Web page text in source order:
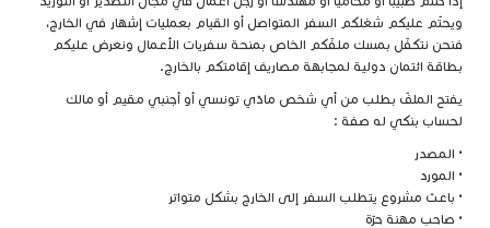
ويحتّم عليكم شغلكم السفر المتواصل أو القيام بعمليات إشهار في الخارج،
فنحن نتكفّل بمسك ملفّكم الخاص بمنحة سفريات الأعمال ونعرض عليكم
بطاقة ائتمان دولية لمجابهة مصاريف إقامتكم بالخارج.
يفتح الملفّ بطلب من أي شخص مادّي تونسي أو أجنبي مقيم أو مالك
لحساب بنكي له صفة :
• المصدر
• المورد
• باعث مشروع يتطلب السفر إلى الخارج بشكل متواتر
• صاحب مهنة حرّة